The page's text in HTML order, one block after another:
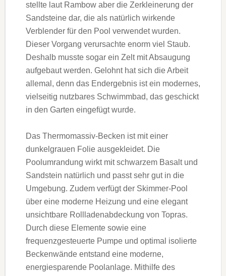
stellte laut Rambow aber die Zerkleinerung der
Sandsteine dar, die als natürlich wirkende
Verblender für den Pool verwendet wurden.
Dieser Vorgang verursachte enorm viel Staub.
Deshalb musste sogar ein Zelt mit Absaugung
aufgebaut werden. Gelohnt hat sich die Arbeit
allemal, denn das Endergebnis ist ein modernes,
vielseitig nutzbares Schwimmbad, das geschickt
in den Garten eingefügt wurde.
Das Thermomassiv-Becken ist mit einer
dunkelgrauen Folie ausgekleidet. Die
Poolumrandung wirkt mit schwarzem Basalt und
Sandstein natürlich und passt sehr gut in die
Umgebung. Zudem verfügt der Skimmer-Pool
über eine moderne Heizung und eine elegant
unsichtbare Rollladenabdeckung von Topras.
Durch diese Elemente sowie eine
frequenzgesteuerte Pumpe und optimal isolierte
Beckenwände entstand eine moderne,
energiesparende Poolanlage. Mithilfe des